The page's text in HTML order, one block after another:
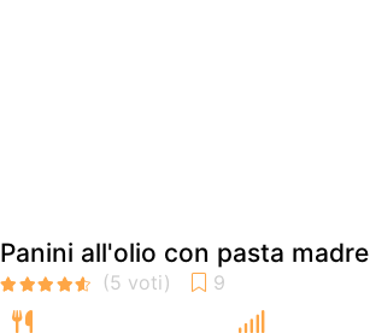
Panini all'olio con pasta madre